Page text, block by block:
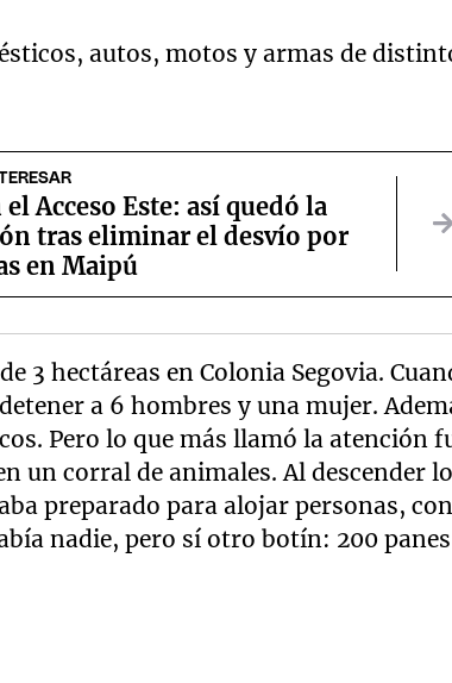
autos, motos y armas de
el Acceso Este: así quedó la
tras eliminar el desvío por
en Maipú
3 hectáreas en Colonia Segovia.
a 6 hombres y una mujer.
Pero lo que más llamó la atención
un corral de animales. Al descender
preparado para alojar personas, con
nadie, pero sí otro botín: 200